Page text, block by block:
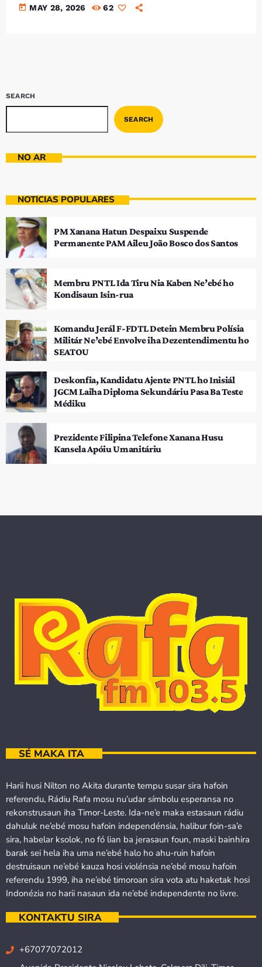
today MAY 28, 2026 62
SEARCH
SEARCH
NO AR
NOTÍCIAS POPULARES
PM Xanana Hatun Despaixu Suspende
Permanente PAM Aileu João Bosco dos Santos
Membru PNTL Ida Tiru Nia Kaben Ne’ebé ho
Kondisaun Isin-rua
Komandu Jerál F-FDTL Detein Membru Polísia
Militár Ne’ebé Envolve iha Dezentendimentu ho
SEATOU
Deskonfia, Kandidatu Ajente PNTL ho Inisiál
JGCM Laiha Diploma Sekundáriu Pasa Ba Teste
Médiku
Prezidente Filipina Telefone Xanana Husu
Kansela Apóiu Umanitáriu
SÉ MAKA ITA
Harii husi Nilton no Akita durante tempu susar sira hafoin
referendu, Rádiu Rafa mosu nu’udar símbolu esperansa no
rekonstrusaun iha Timor-Leste. Ida-ne’e maka estasaun rádiu
dahuluk ne’ebé mosu hafoin independénsia, halibur foin-sa’e
sira, habelar ksolok, no fó lian ba jerasaun foun, maski bainhira
barak sei hela iha uma ne’ebé halo ho ahu-ruin hafoin
destruisaun ne’ebé kauza hosi violénsia ne’ebé mosu hafoin
referendu 1999, iha ne’ebé timoroan sira vota atu haketak hosi
Indonézia no harii nasaun ida ne’ebé independente no livre.
KONTAKTU SIRA
+67077072012